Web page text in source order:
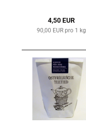
4,50 EUR
90,00 EUR pro 1 kg